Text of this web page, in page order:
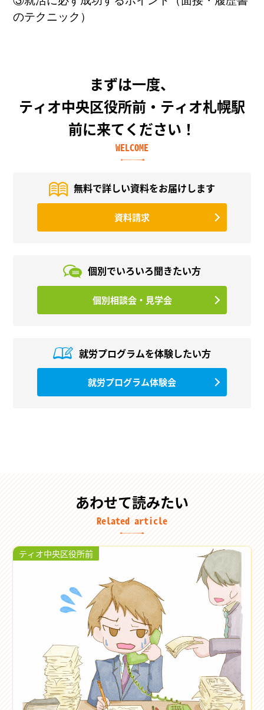
のテクニック）
まずは一度、
ティオ中央区役所前・ティオ札幌駅
前に来てください！
WELCOME
無料で詳しい資料をお届けします
資料請求
個別でいろいろ聞きたい方
個別相談会・見学会
就労プログラムを体験したい方
就労プログラム体験会
あわせて読みたい
Related article
ティオ中央区役所前